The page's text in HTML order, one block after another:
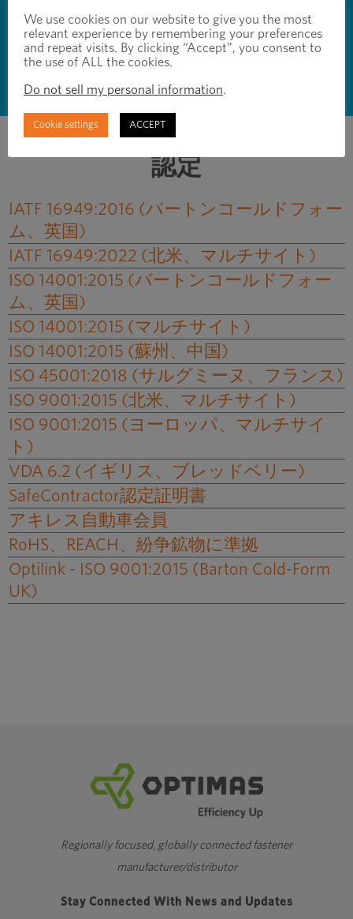
最高品質の部品と安心を確保するた
めに、業界をリードする認定を毎年
認定
IATF 16949:2016 (バートンコールドフォー
ム、英国)
IATF 16949:2022 (北米、マルチサイト)
ISO 14001:2015 (バートンコールドフォー
ム、英国)
ISO 14001:2015 (マルチサイト)
ISO 14001:2015 (蘇州、中国)
ISO 45001:2018 (サルグミーヌ、フランス)
ISO 9001:2015 (北米、マルチサイト)
ISO 9001:2015 (ヨーロッパ、マルチサイ
ト)
VDA 6.2 (イギリス、ブレッドベリー)
SafeContractor認定証明書
アキレス自動車会員
RoHS、REACH、紛争鉱物に準拠
Optilink - ISO 9001:2015 (Barton Cold-Form
UK)
Regionally focused, globally connected fastener
manufacturer/distributor
Stay Connected With News and Updates
We use cookies on our website to give you the most
relevant experience by remembering your preferences
and repeat visits. By clicking “Accept”, you consent to
the use of ALL the cookies.
Do not sell my personal information.
Cookie settings ACCEPT